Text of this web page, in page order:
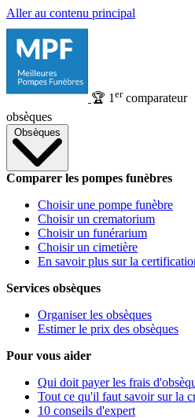
Aller au contenu principal
🏆 1 ercomparateur
obsèques
Obsèques
Comparer les pompes funèbres
Choisir une pompe funèbre
Choisir un crematorium
Choisir un funérarium
Choisir un cimetière
En savoir plus sur la
Services obsèques
Organiser les obsèques
Estimer le prix des obsèques
Pour vous aider
Qui doit payer les frais
Tout ce qu'il faut savoir sur la
10 conseils d'expert